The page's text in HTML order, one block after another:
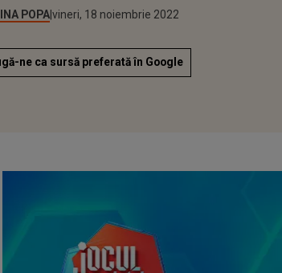
POPAPublicat:
vineri, 18 noiembrie 2022
ne ca sursă preferată în Google